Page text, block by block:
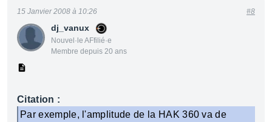
dj_vanux
Nouvel·le AFfilié·e
Membre depuis 20 ans
15 Janvier 2008 à 10:26 #8
Citation :
Par exemple, l'amplitude de la HAK 360 va de